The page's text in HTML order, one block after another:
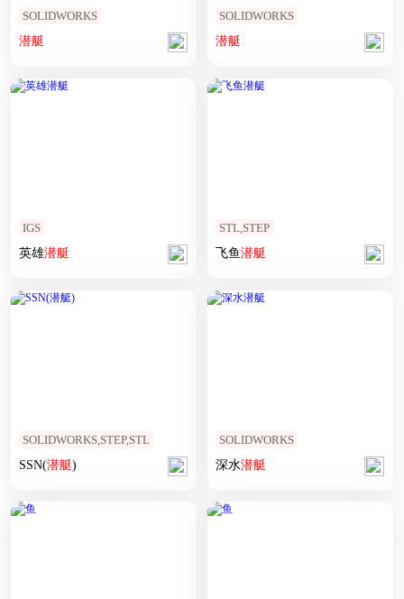
SOLIDWORKS
潜艇
SOLIDWORKS
潜艇
IGS
英雄潜艇
STL,STEP
飞鱼潜艇
SOLIDWORKS,STEP,STL
SSN(潜艇)
SOLIDWORKS
深水潜艇